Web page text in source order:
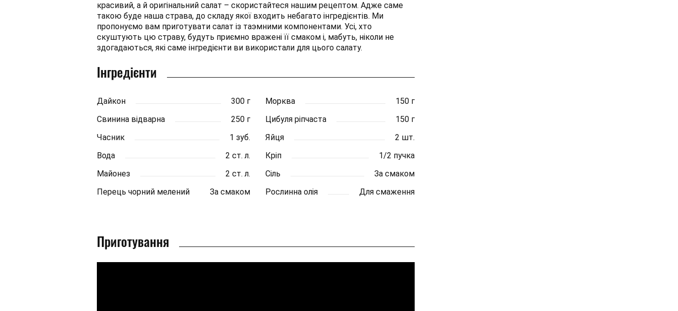
красивий, а й оригінальний салат – скористайтеся нашим рецептом. Адже саме
такою буде наша страва, до складу якої входить небагато інгредієнтів. Ми
пропонуємо вам приготувати салат із таэмними компонентами. Усі, хто
скуштують цю страву, будуть приємно вражені її смаком і, мабуть, ніколи не
здогадаються, які саме інгредієнти ви використали для цього салату.
Інгредієнти
Дайкон 300 г Морква
150 г
Свинина відварна
250 г Цибуля ріпчаста
150 г
Часник
1 зуб. Яйця
2 шт.
Вода
2 ст. л. Кріп
1/2 пучка
Майонез
2 ст. л. Сіль
За смаком
Перець чорний мелений
За смаком Рослинна олія Для смаження
Приготування